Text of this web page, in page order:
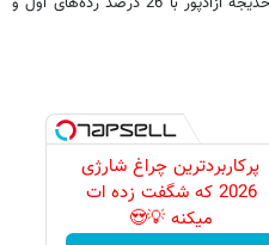
پرکاربردترین چراغ شارژی
2026 که شگفت زده ات
میکنه 💡😍